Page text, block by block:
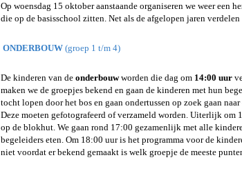
Op woensdag 15 oktober aanstaande organiseren we weer een
die op de basisschool zitten. Net als de afgelopen jaren
ONDERBOUW (groep 1 t/m 4)
De kinderen van de onderbouwworden die dag om 14:00 uur
maken we de groepjes bekend en gaan de kinderen met hun
tocht lopen door het bos en gaan ondertussen op zoek gaan
Deze moeten gefotografeerd of verzameld worden. Uiterlijk om
op de blokhut. We gaan rond 17:00 gezamenlijk met alle
begeleiders eten. Om 18:00 uur is het programma voor de
niet voordat er bekend gemaakt is welk groepje de meeste